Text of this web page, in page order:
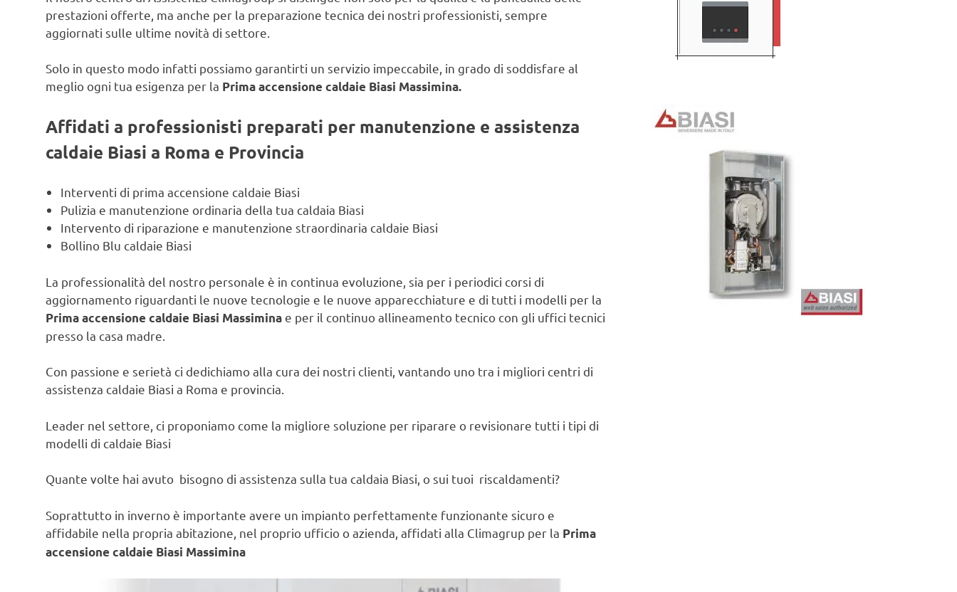
prestazioni offerte, ma anche per la preparazione tecnica dei nostri professionisti, sempre
aggiornati sulle ultime novità di settore.
Solo in questo modo infatti possiamo garantirti un servizio impeccabile, in grado di soddisfare al
meglio ogni tua esigenza per la Prima accensione caldaie Biasi Massimina.
Affidati a professionisti preparati per manutenzione e assistenza
caldaie Biasi a Roma e Provincia
Interventi di prima accensione caldaie Biasi
Pulizia e manutenzione ordinaria della tua caldaia Biasi
Intervento di riparazione e manutenzione straordinaria caldaie Biasi
Bollino Blu caldaie Biasi
La professionalità del nostro personale è in continua evoluzione, sia per i periodici corsi di
aggiornamento riguardanti le nuove tecnologie e le nuove apparecchiature e di tutti i modelli per la
Prima accensione caldaie Biasi Massimina e per il continuo allineamento tecnico con gli uffici tecnici
presso la casa madre.
Con passione e serietà ci dedichiamo alla cura dei nostri clienti, vantando uno tra i migliori centri di
assistenza caldaie Biasi a Roma e provincia.
Leader nel settore, ci proponiamo come la migliore soluzione per riparare o revisionare tutti i tipi di
modelli di caldaie Biasi
Quante volte hai avuto bisogno di assistenza sulla tua caldaia Biasi, o sui tuoi riscaldamenti?
Soprattutto in inverno è importante avere un impianto perfettamente funzionante sicuro e
affidabile nella propria abitazione, nel proprio ufficio o azienda, affidati alla Climagrup per la Prima
accensione caldaie Biasi Massimina